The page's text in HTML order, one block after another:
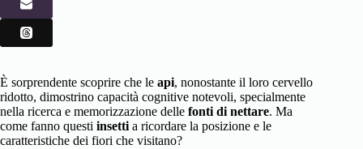
È sorprendente scoprire che le api, nonostante il loro cervello
ridotto, dimostrino capacità cognitive notevoli, specialmente
nella ricerca e memorizzazione delle fonti di nettare. Ma
come fanno questi insetti a ricordare la posizione e le
caratteristiche dei fiori che visitano?